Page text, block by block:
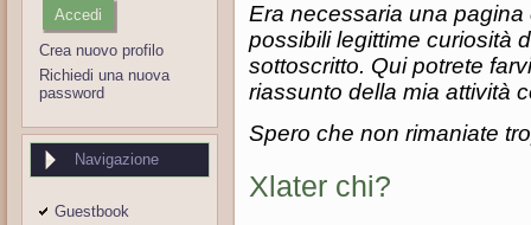
Crea nuovo profilo
Richiedi una nuova
password
Navigazione
Guestbook
Era necessaria una
possibili legittime curiosità
sottoscritto. Qui potrete
riassunto della mia attività
Spero che non rimaniate
Xlater chi?